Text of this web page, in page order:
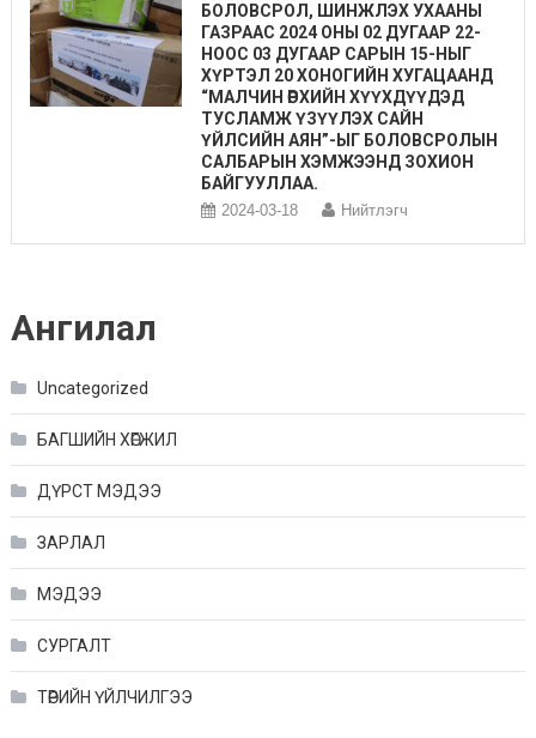
БОЛОВСРОЛ, ШИНЖЛЭХ УХААНЫ
ГАЗРААС 2024 ОНЫ 02 ДУГААР 22-
НООС 03 ДУГААР САРЫН 15-НЫГ
ХҮРТЭЛ 20 ХОНОГИЙН ХУГАЦААНД
“МАЛЧИН ӨРХИЙН ХҮҮХДҮҮДЭД
ТУСЛАМЖ ҮЗҮҮЛЭХ САЙН
ҮЙЛСИЙН АЯН”-ЫГ БОЛОВСРОЛЫН
САЛБАРЫН ХЭМЖЭЭНД ЗОХИОН
БАЙГУУЛЛАА.
2024-03-18 Нийтлэгч
Ангилал
Uncategorized
БАГШИЙН ХӨГЖИЛ
ДҮРСТ МЭДЭЭ
ЗАРЛАЛ
МЭДЭЭ
СУРГАЛТ
ТӨРИЙН ҮЙЛЧИЛГЭЭ